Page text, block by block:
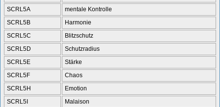
SCRL5A
mentale Kontrolle
SCRL5B
Harmonie
SCRL5C
Blitzschutz
SCRL5D
Schutzradius
SCRL5E
Stärke
SCRL5F
Chaos
SCRL5H
Emotion
SCRL5I
Malaison